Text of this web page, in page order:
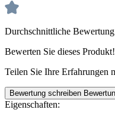
Durchschnittliche
Bewerten Sie dieses Produkt!
Teilen Sie Ihre Erfahrungen
Bewertung schreiben
Eigenschaften: